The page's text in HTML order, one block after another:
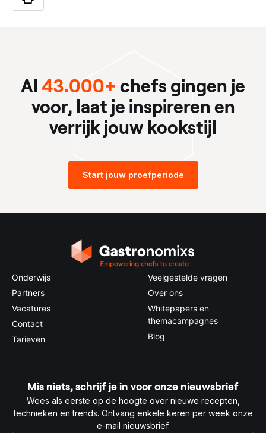
Al 43.000+ chefs gingen je
voor, laat je inspireren en
verrijk jouw kookstijl
Start jouw proefperiode
Onderwijs
Partners
Vacatures
Contact
Tarieven
Veelgestelde vragen
Over ons
Whitepapers en
themacampagnes
Blog
Mis niets, schrijf je in voor onze nieuwsbrief
Wees als eerste op de hoogte over nieuwe recepten,
technieken en trends. Ontvang enkele keren per week onze
e-mail nieuwsbrief.